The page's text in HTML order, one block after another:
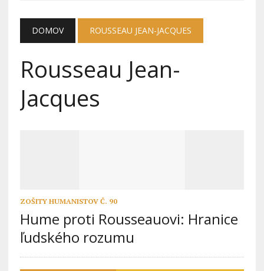
DOMOV ROUSSEAU JEAN-JACQUES
Rousseau Jean-
Jacques
ZOŠITY HUMANISTOV Č. 90
Hume proti Rousseauovi: Hranice
ľudského rozumu